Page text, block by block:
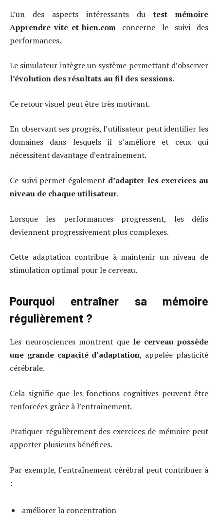
L’un des aspects intéressants dutest mémoire
Apprendre-vite-et-bien.com concerne le suivi des
performances.
Le simulateur intègre un système permettant d’observer
l’évolution des résultats au fil des sessions.
Ce retour visuel peut être très motivant.
En observant ses progrès, l’utilisateur peut identifier les
domaines dans lesquels il s’améliore et ceux qui
nécessitent davantage d’entraînement.
Ce suivi permet également d’adapter les exercices au
niveau de chaque utilisateur.
Lorsque les performances progressent, les défis
deviennent progressivement plus complexes.
Cette adaptation contribue à maintenir un niveau de
stimulation optimal pour le cerveau.
Pourquoi entraîner sa mémoire
régulièrement ?
Les neurosciences montrent que le cerveau possède
une grande capacité d’adaptation, appelée plasticité
cérébrale.
Cela signifie que les fonctions cognitives peuvent être
renforcées grâce à l’entraînement.
Pratiquer régulièrement des exercices de mémoire peut
apporter plusieurs bénéfices.
Par exemple, l’entraînement cérébral peut contribuer à
:
améliorer la concentration